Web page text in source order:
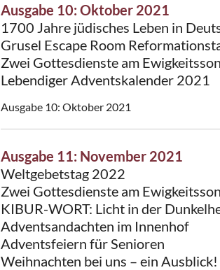
Ausgabe 10: Oktober 2021
1700 Jahre jüdisches Leben in
Grusel Escape Room
Zwei Gottesdienste am
Lebendiger Adventskalender 2021
Ausgabe 10: Oktober 2021
Ausgabe 11: November 2021
Weltgebetstag 2022
Zwei Gottesdienste am
KIBUR-WORT: Licht in der
Adventsandachten im Innenhof
Adventsfeiern für Senioren
Weihnachten bei uns – ein Ausblick!